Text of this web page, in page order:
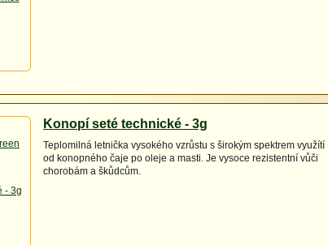
Konopí seté technické - 3g
Teplomilná letnička vysokého vzrůstu s širokým spektrem využítí
od konopného čaje po oleje a masti. Je vysoce rezistentní vůči
chorobám a škůdcům.